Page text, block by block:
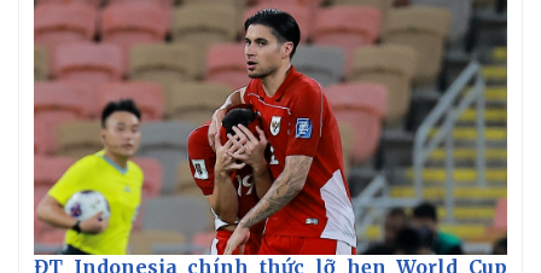
ĐT Indonesia chính thức lỡ hẹn World Cup